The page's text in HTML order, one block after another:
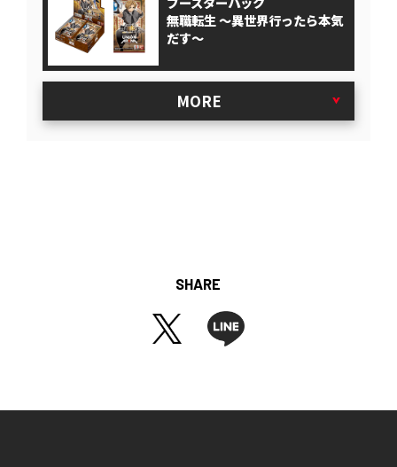
無職転生 ～異世界行ったら本気
だす～
MORE
SHARE